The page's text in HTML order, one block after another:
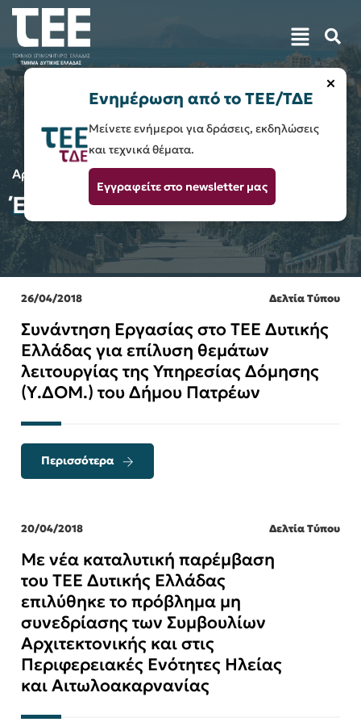
Αρχική 2018
Έτος: 2018
26/04/2018 Δελτία Τύπου
Συνάντηση Εργασίας στο ΤΕΕ Δυτικής
Ελλάδας για επίλυση θεμάτων
λειτουργίας της Υπηρεσίας Δόμησης
(Υ.ΔΟΜ.) του Δήμου Πατρέων
Περισσότερα
20/04/2018 Δελτία Τύπου
Με νέα καταλυτική παρέμβαση
του ΤΕΕ Δυτικής Ελλάδας
επιλύθηκε το πρόβλημα μη
συνεδρίασης των Συμβουλίων
Αρχιτεκτονικής και στις
Περιφερειακές Ενότητες Ηλείας
και Αιτωλοακαρνανίας
×
Ενημέρωση από το ΤΕΕ/ΤΔΕ
Μείνετε ενήμεροι για δράσεις, εκδηλώσεις
και τεχνικά θέματα.
Εγγραφείτε στο newsletter μας